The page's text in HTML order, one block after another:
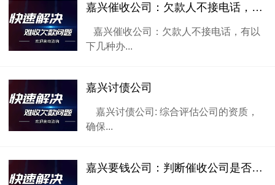
嘉兴催收公司：欠款人不接电话，有以下几种办法
嘉兴催收公司：欠款人不接电话，有以
下几种办...
嘉兴讨债公司
嘉兴讨债公司: 综合评估公司的资质，
确保...
嘉兴要钱公司：判断催收公司是否合法合规，可以从以下几个方面进行考察：